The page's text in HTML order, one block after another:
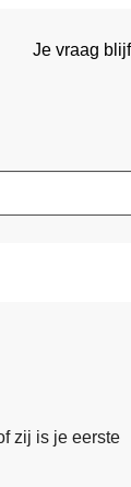
Je vraag
zij is je eerste